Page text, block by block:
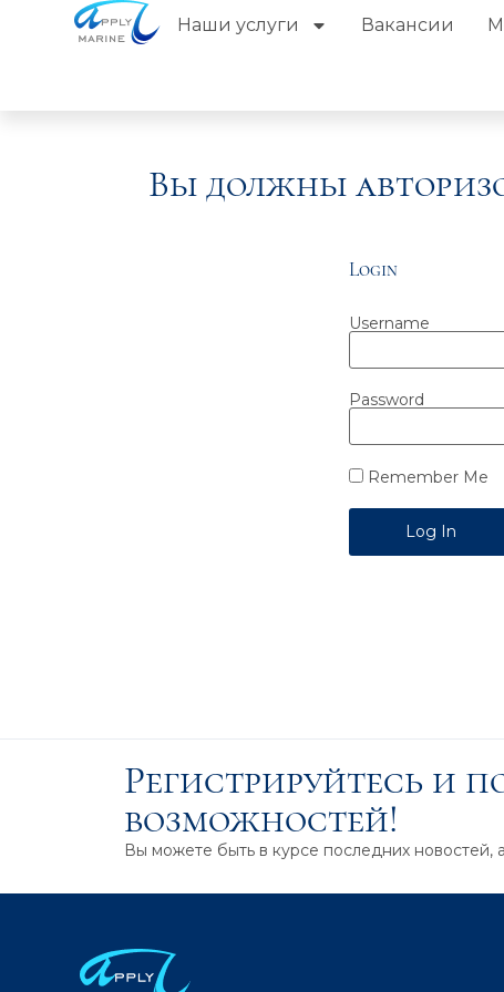
Наши услуги Вакансии
Вы должны
Login
Username
Password
Remember Me
Регистрируйтесь и
возможностей!
Вы можете быть в курсе последних новостей,